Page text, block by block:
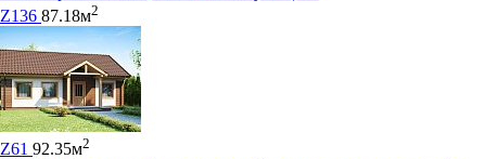
Z136 87.18м2
Z61 92.35м2